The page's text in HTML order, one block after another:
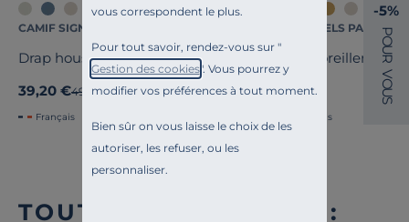
vous correspondent le plus.
Pour tout savoir, rendez-vous sur "
Gestion des cookies". Vous pourrez y
modifier vos préférences à tout moment.
Bien sûr on vous laisse le choix de les
autoriser, les refuser, ou les
personnaliser.
+7
CAMIF SIGNATURE
Drap housse percale bio Elise
39,20 €Ancien prix
49,00 € -20%
Français
+6
ESSENTIELS PAR
Taie d'oreiller
16,00 €
Français
TOUTE NOTRE OFFRE :
-5%
P
O
U
R
V
O
U
S